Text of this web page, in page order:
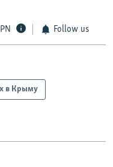
Follow us
в Крыму